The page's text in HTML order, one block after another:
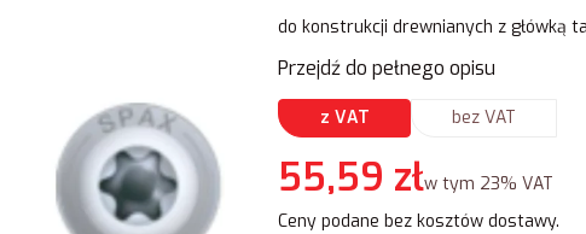
do konstrukcji drewnianych z główką
Przejdź do pełnego opisu
z VAT bez VAT
Cena
55,59 złw tym 23% VAT
w tym 23% VAT
Ceny podane bez kosztów dostawy.